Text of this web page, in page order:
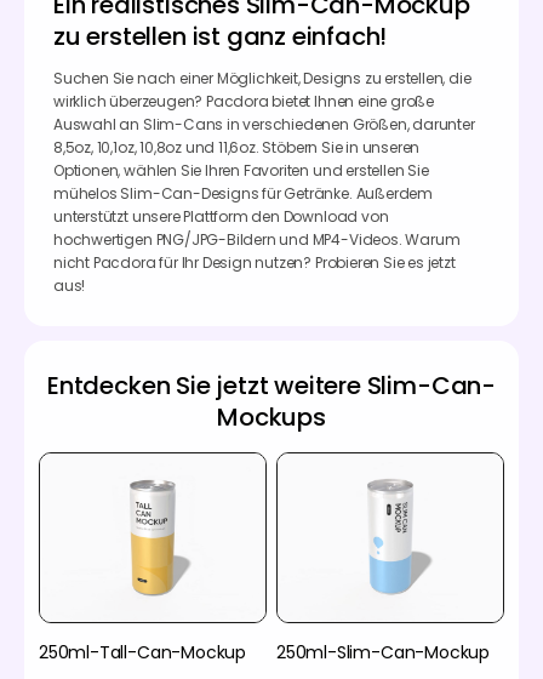
zu erstellen ist ganz einfach!
Suchen Sie nach einer Möglichkeit, Designs zu erstellen, die
wirklich überzeugen? Pacdora bietet Ihnen eine große
Auswahl an Slim-Cans in verschiedenen Größen, darunter
8,5oz, 10,1oz, 10,8oz und 11,6oz. Stöbern Sie in unseren
Optionen, wählen Sie Ihren Favoriten und erstellen Sie
mühelos Slim-Can-Designs für Getränke. Außerdem
unterstützt unsere Plattform den Download von
hochwertigen PNG/JPG-Bildern und MP4-Videos. Warum
nicht Pacdora für Ihr Design nutzen? Probieren Sie es jetzt
aus!
Entdecken Sie jetzt weitere Slim-Can-
Mockups
250ml-Tall-Can-Mockup 250ml-Slim-Can-Mockup